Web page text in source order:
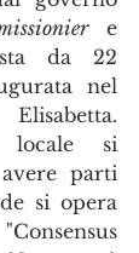
e
da 22
nel
locale si
parti
si opera